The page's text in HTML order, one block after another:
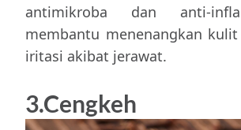
antimikroba dan anti-
membantu menenangkan
iritasi akibat jerawat.
3.Cengkeh